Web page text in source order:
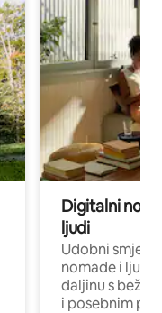
Digitalni
ljudi
Udobni
nomade i ljude
daljinu s
i posebnim